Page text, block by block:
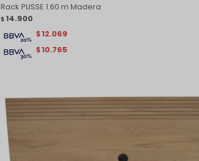
Rack PLISSE 1.60 m Madera
$ 14.900
$ 10.765
$ 12.069